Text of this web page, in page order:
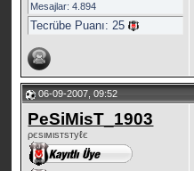
Mesajlar: 4.894
Tecrübe Puanı:25
06-09-2007, 09:52
PeSiMisT_1903
ρєѕιмιѕтѕтуℓє